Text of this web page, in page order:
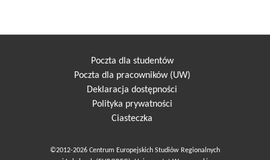
Poczta dla studentów
Poczta dla pracowników (UW)
Deklaracja dostępności
Polityka prywatności
Ciasteczka
©2012-2026 Centrum Europejskich Studiów Regionalnych